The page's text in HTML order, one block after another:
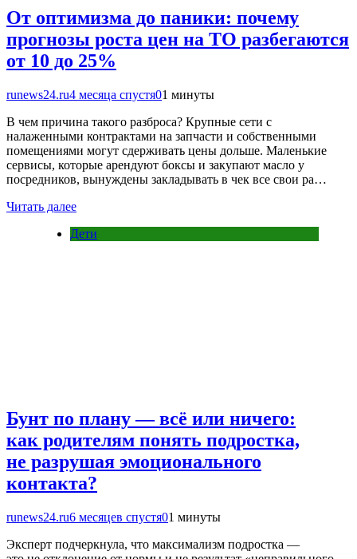
От оптимизма до паники: почему
прогнозы роста цен на ТО разбегаются
от 10 до 25%
runews24.ru4 месяца спустя01 минуты
В чем причина такого разброса? Крупные сети с
налаженными контрактами на запчасти и собственными
помещениями могут сдерживать цены дольше. Маленькие
сервисы, которые арендуют боксы и закупают масло у
посредников, вынуждены закладывать в чек все свои ра…
Читать далее
Дети
Бунт по плану — всё или ничего:
как родителям понять подростка,
не разрушая эмоционального
контакта?
runews24.ru6 месяцев спустя01 минуты
Эксперт подчеркнула, что максимализм подростка —